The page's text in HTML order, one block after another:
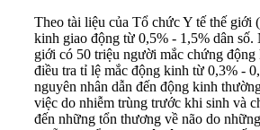
Theo tài liệu của Tổ chức Y tế thế giới
kinh giao động từ 0,5% - 1,5% dân số.
giới có 50 triệu người mắc chứng
điều tra tỉ lệ mắc động kinh từ 0,3% -
nguyên nhân dẫn đến động kinh
việc do nhiễm trùng trước khi sinh và
đến những tổn thương về não do